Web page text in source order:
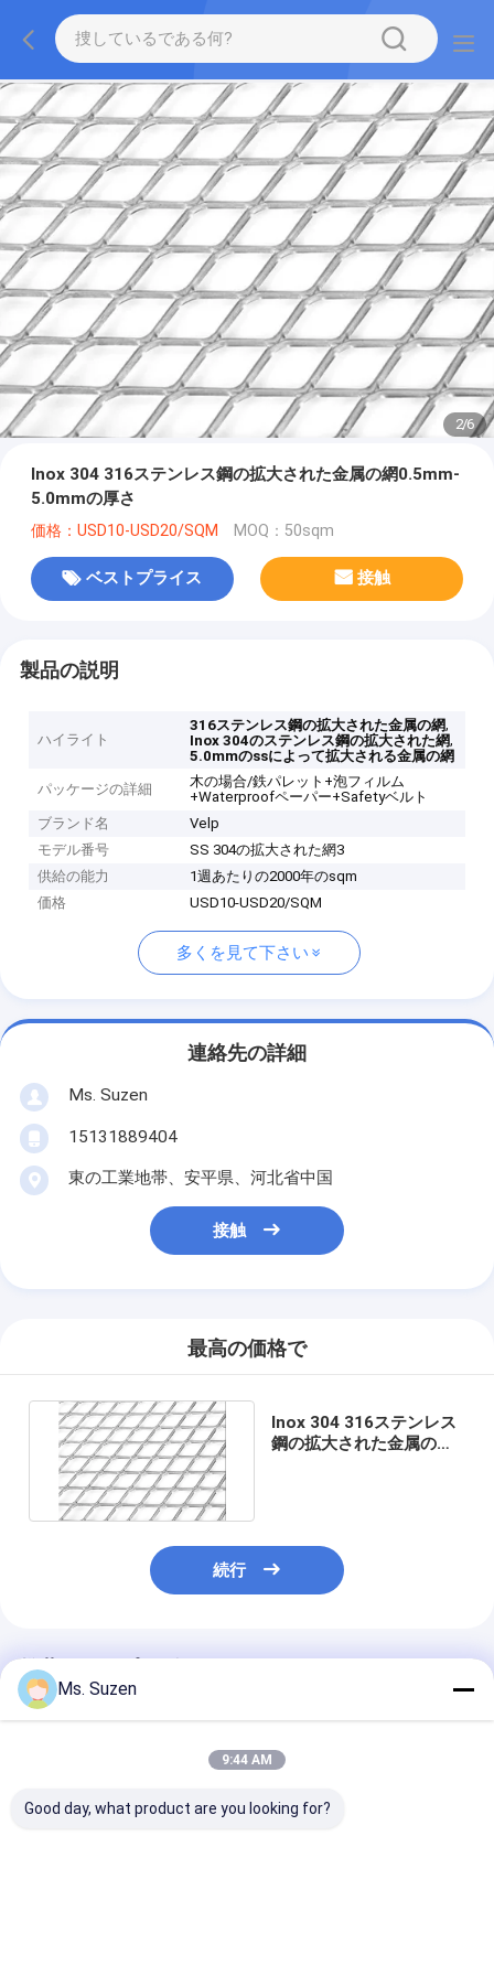
2/6
Inox 304 316ステンレス鋼の拡大された金属の網0.5mm-
5.0mmの厚さ
価格：USD10-USD20/SQM MOQ：50sqm
ベストプライス 接触
製品の説明
ハイライト
316ステンレス鋼の拡大された金属の網,
Inox 304のステンレス鋼の拡大された網,
5.0mmのssによって拡大される金属の網
パッケージの詳細
木の場合/鉄パレット+泡フィルム
+Waterproofペーパー+Safetyベルト
ブランド名
Velp
モデル番号
SS 304の拡大された網3
供給の能力
1週あたりの2000年のsqm
価格
USD10-USD20/SQM
多くを見て下さい
連絡先の詳細
Ms. Suzen
15131889404
東の工業地帯、安平県、河北省中国
接触
最高の価格で
Inox 304 316ステンレス
鋼の拡大された金属の網
続行
推薦されたプロダクト
Ms. Suzen
9:44 AM
Good day, what product are you looking for?